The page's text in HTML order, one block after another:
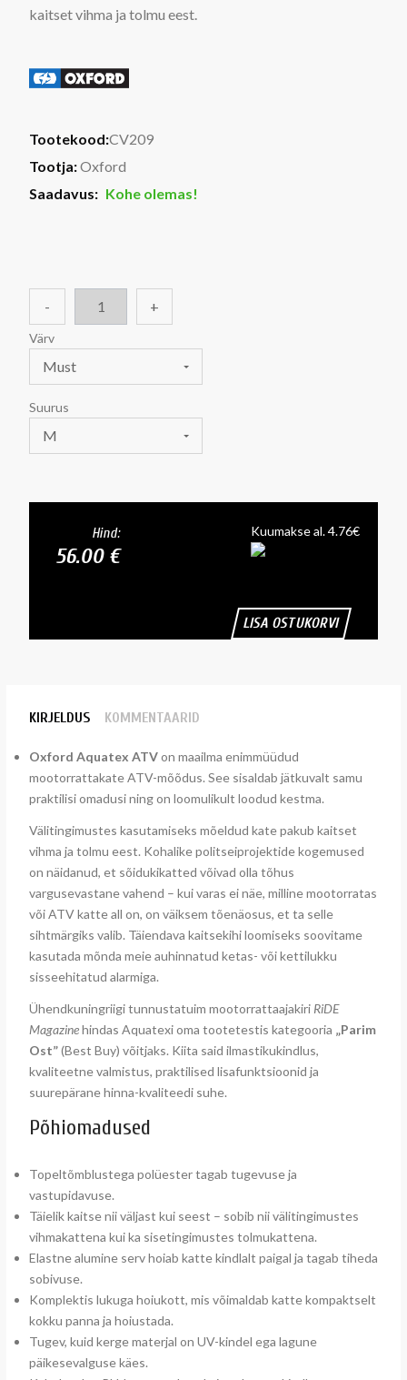
kaitset vihma ja tolmu eest.
Tootekood:CV209
Tootja:Oxford
Saadavus: Kohe olemas!
- +
Värv
Must
Suurus
M
Hind:
56.00 €
Kuumakse al. 4.76€
LISA OSTUKORVI
KIRJELDUS KOMMENTAARID
Oxford Aquatex ATVon maailma enimmüüdud
mootorrattakate ATV-mõõdus. See sisaldab jätkuvalt samu
praktilisi omadusi ning on loomulikult loodud kestma.
Välitingimustes kasutamiseks mõeldud kate pakub kaitset
vihma ja tolmu eest. Kohalike politseiprojektide kogemused
on näidanud, et sõidukikatted võivad olla tõhus
vargusevastane vahend – kui varas ei näe, milline mootorratas
või ATV katte all on, on väiksem tõenäosus, et ta selle
sihtmärgiks valib. Täiendava kaitsekihi loomiseks soovitame
kasutada mõnda meie auhinnatud ketas- või kettilukku
sisseehitatud alarmiga.
Ühendkuningriigi tunnustatuim mootorrattaajakiri RiDE
Magazinehindas Aquatexi oma tootetestis kategooria „Parim
Ost”(Best Buy) võitjaks. Kiita said ilmastikukindlus,
kvaliteetne valmistus, praktilised lisafunktsioonid ja
suurepärane hinna-kvaliteedi suhe.
Põhiomadused
Topeltõmblustega polüester tagab tugevuse ja
vastupidavuse.
Täielik kaitse nii väljast kui seest – sobib nii välitingimustes
vihmakattena kui ka sisetingimustes tolmukattena.
Elastne alumine serv hoiab katte kindlalt paigal ja tagab tiheda
sobivuse.
Komplektis lukuga hoiukott, mis võimaldab katte kompaktselt
kokku panna ja hoiustada.
Tugev, kuid kerge materjal on UV-kindel ega lagune
päikesevalguse käes.